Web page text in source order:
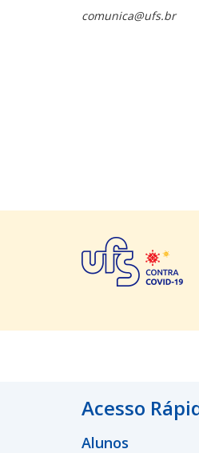
comunica@ufs.br
Acesso
Alunos